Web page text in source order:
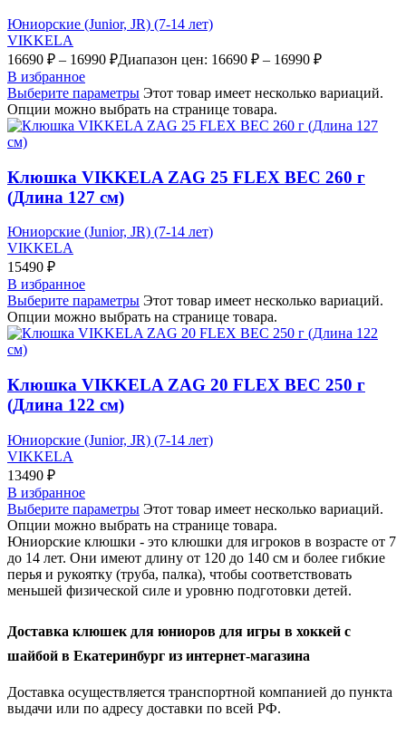
Юниорские (Junior, JR) (7-14 лет)
VIKKELA
16690 ₽ – 16990 ₽Диапазон цен: 16690 ₽ – 16990 ₽
В избранное
Выберите параметры Этот товар имеет несколько вариаций.
Опции можно выбрать на странице товара.
Клюшка VIKKELA ZAG 25 FLEX ВЕС 260 г
(Длина 127 см)
Юниорские (Junior, JR) (7-14 лет)
VIKKELA
15490 ₽
В избранное
Выберите параметры Этот товар имеет несколько вариаций.
Опции можно выбрать на странице товара.
Клюшка VIKKELA ZAG 20 FLEX ВЕС 250 г
(Длина 122 см)
Юниорские (Junior, JR) (7-14 лет)
VIKKELA
13490 ₽
В избранное
Выберите параметры Этот товар имеет несколько вариаций.
Опции можно выбрать на странице товара.
Юниорские клюшки - это клюшки для игроков в возрасте от 7
до 14 лет. Они имеют длину от 120 до 140 см и более гибкие
перья и рукоятку (труба, палка), чтобы соответствовать
меньшей физической силе и уровню подготовки детей.
Доставка клюшек для юниоров для игры в хоккей с
шайбой в Екатеринбург из интернет-магазина
Доставка осуществляется транспортной компанией до пункта
выдачи или по адресу доставки по всей РФ.